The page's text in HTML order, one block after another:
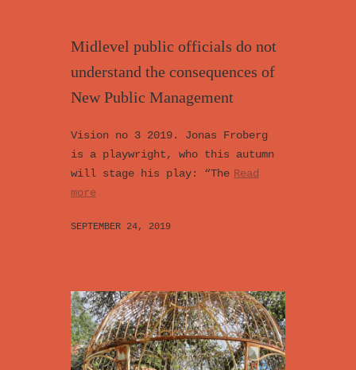
Midlevel public officials do not
understand the consequences of
New Public Management
Vision no 3 2019. Jonas Froberg
is a playwright, who this autumn
will stage his play: “The Read
more
SEPTEMBER 24, 2019